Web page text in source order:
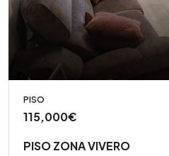
PISO
115,000€
PISO ZONA VIVERO